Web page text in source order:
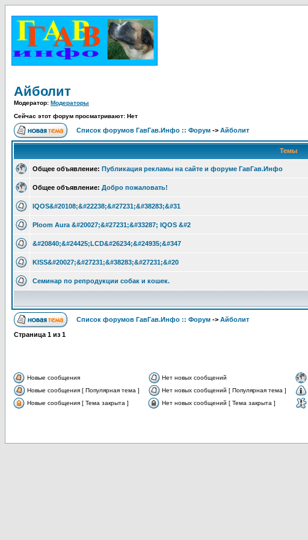
Айболит
Модератор: Модераторы
Сейчас этот форум просматривают: Нет
Список форумов ГавГав.Инфо :: Форум -> Айболит
Темы
Общее объявление: Публикация рекламы на сайте и форуме ГавГав.Инфо
Общее объявление: Добро пожаловать!
IQOS&#20108;&#22238;&#27231;&#38283;&#31
Ploom Aura &#20027;&#27231;&#33287; IQOS &#2
&#20840;&#24425;LCD&#26234;&#24935;&#347
KISS&#20027;&#27231;&#38283;&#27231;&#20
Семинар по репродукции собак и кошек.
Список форумов ГавГав.Инфо :: Форум -> Айболит
Страница 1 из 1
Новые сообщения Нет новых сообщений
Новые сообщения [ Популярная тема ]
Нет новых сообщений [ Популярная тема ]
Новые сообщения [ Тема закрыта ]
Нет новых сообщений [ Тема закрыта ]